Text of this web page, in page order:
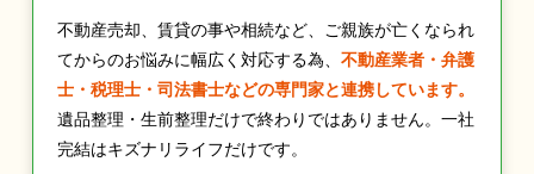
不動産売却、賃貸の事や相続など、ご親族が亡くなられ
てからのお悩みに幅広く対応する為、 不動産業者・弁護
士・税理士・司法書士などの専門家と連携しています。
遺品整理・生前整理だけで終わりではありません。一社
完結はキズナリライフだけです。